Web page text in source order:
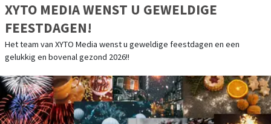
XYTO MEDIA WENST U GEWELDIGE
FEESTDAGEN!
Het team van XYTO Media wenst u geweldige feestdagen en een
gelukkig en bovenal gezond 2026!!